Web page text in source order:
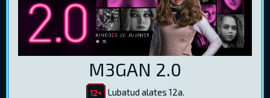
KINKEKAARDID
M3GAN 2.0
Lubatud alates 12a.